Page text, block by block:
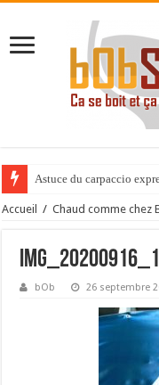
Astuce du carpaccio
Accueil / Chaud comme chez
bOb 26 septembre